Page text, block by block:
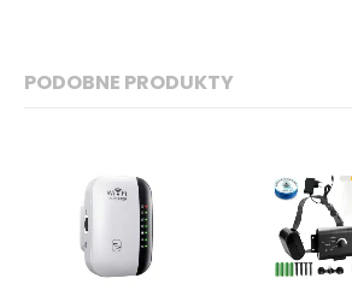
PODOBNE PRODUKTY